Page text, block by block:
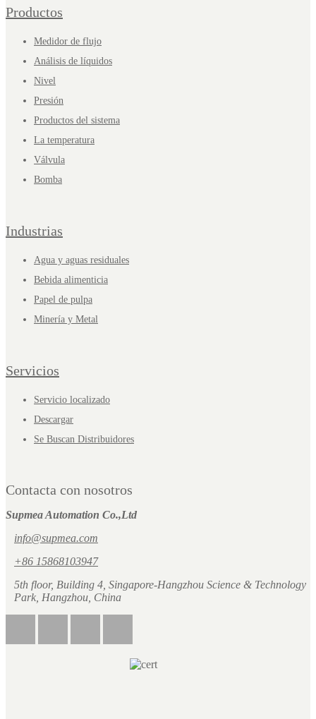
Productos
Medidor de flujo
Análisis de líquidos
Nivel
Presión
Productos del sistema
La temperatura
Válvula
Bomba
Industrias
Agua y aguas residuales
Bebida alimenticia
Papel de pulpa
Minería y Metal
Servicios
Servicio localizado
Descargar
Se Buscan Distribuidores
Contacta con nosotros
Supmea Automation Co.,Ltd
info@supmea.com
+86 15868103947
5th floor, Building 4, Singapore-Hangzhou Science & Technology
Park, Hangzhou, China